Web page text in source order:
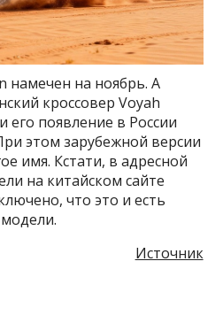
намечен на ноябрь. А
кроссовер Voyah
его появление в России
этом зарубежной версии
имя. Кстати, в адресной
на китайском сайте
что это и есть
Источник